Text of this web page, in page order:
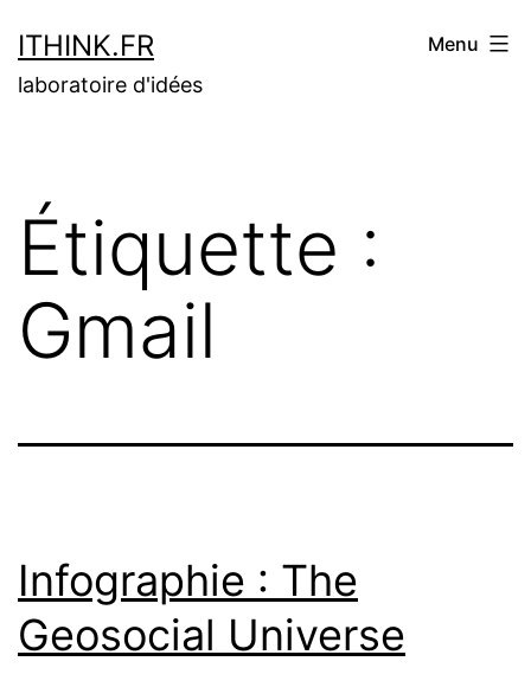
au
contenu
ITHINK.FR
laboratoire d'idées
Menu
Étiquette :
Gmail
Infographie : The
Geosocial Universe